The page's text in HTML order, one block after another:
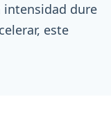
intensidad dure
este